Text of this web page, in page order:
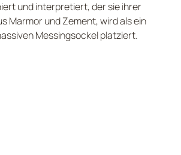
und interpretiert, der sie ihrer
Marmor und Zement, wird als ein
Messingsockel platziert.